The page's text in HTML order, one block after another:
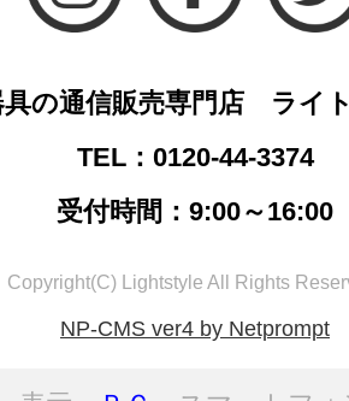
具の通信販売専門店 ライ
TEL：0120-44-3374
受付時間：9:00～16:00
Copyright(C) Lightstyle All Rights
NP-CMS ver4 by Netprompt